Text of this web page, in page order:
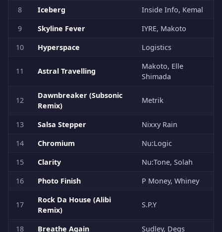
8
Iceberg
Inside Info, Kemal
9
Skyline Fever
IYRE, Makoto
10
Hyperspace Logistics
11 Astral Travelling
Makoto, Elle
Shimada
12
Dawnbreaker (Subsonic
Remix)
Metrik
13 Salsa Stepper
Nixxy Rain
14
Chromium
Nu:Logic
15
Clarity
Nu:Tone, Solah
16
Photo Finish P Money, Whiney
17
Rock Da House (Alibi
Remix)
S.P.Y
18 Breathe Again
Sudley, Degs